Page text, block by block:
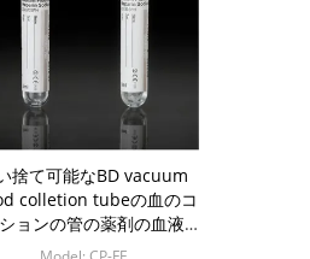
捨て可能なBD vacuum
colletion tubeの血のコ
ョンの管の薬剤の血液検
査